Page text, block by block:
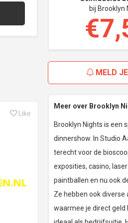
Like
bij Brooklyn
MELD
Meer over Brooklyn
Brooklyn Nights is een
dinnershow. In Studio
terecht voor de
exposities, casino,
paintballen en nu ook
Ze hebben ook
waarmee je direct geld